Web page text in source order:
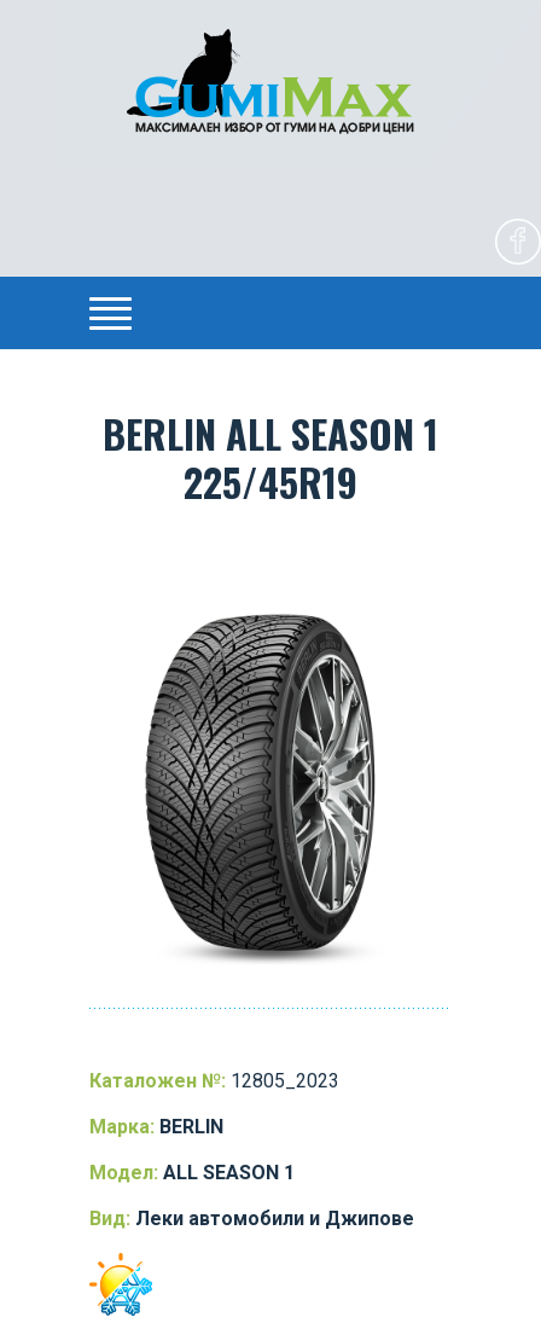
BERLIN ALL SEASON 1
225/45R19
Каталожен №: 12805_2023
Марка: BERLIN
Модел: ALL SEASON 1
Вид: Леки автомобили и Джипове